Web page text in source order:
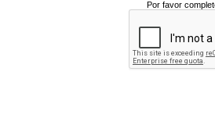
Por favor